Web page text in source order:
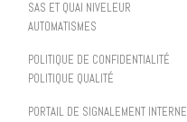
SAS ET QUAI NIVELEUR
AUTOMATISMES
POLITIQUE DE CONFIDENTIALITÉ
POLITIQUE QUALITÉ
PORTAIL DE SIGNALEMENT INTERNE